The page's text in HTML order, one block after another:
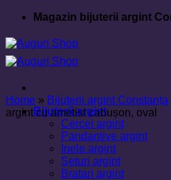
Magazin bijuterii argint
Bijuterii argint
Cercei argint
Pandantive argint
Inele argint
Seturi argint
Bratari argint
Home » Bijuterii argint Constanța
argint cu ametist cabușon, oval